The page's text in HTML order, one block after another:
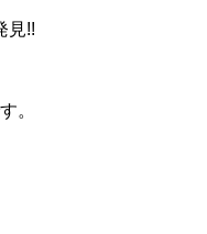
見!!
。